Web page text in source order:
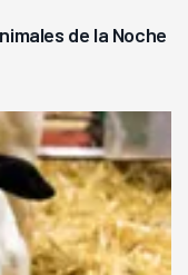
de la Noche